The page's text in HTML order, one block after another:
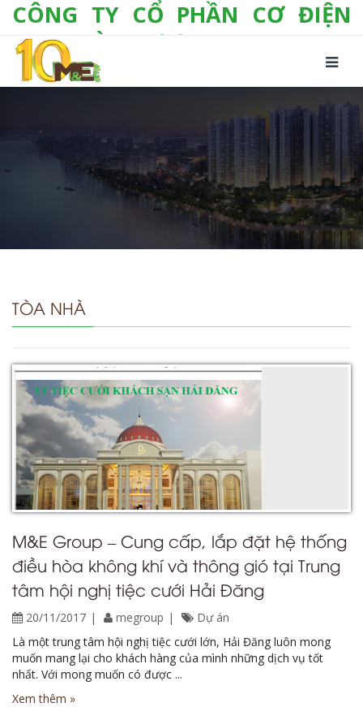
CÔNG TY CỔ PHẦN CƠ ĐIỆN
LẠNH VÀ THƯƠNG MẠI M&E
Số 10/357 Tam Trinh, P. Hoàng Văn Thụ, Q.
Hoàng Mai, TP. Hà Nội
Fax: +(84-24) 3 632 1297
Email: info@megroup.vn Website: www.megroup.vn
TÒA NHÀ
M&E Group – Cung cấp, lắp đặt hệ thống
điều hòa không khí và thông gió tại Trung
tâm hội nghị tiệc cưới Hải Đăng
20/11/2017 megroup
Dự án
Là một trung tâm hội nghị tiệc cưới lớn, Hải Đăng luôn mong
muốn mang lại cho khách hàng của mình những dịch vụ tốt
nhất. Với mong muốn có được ...
Xem thêm »